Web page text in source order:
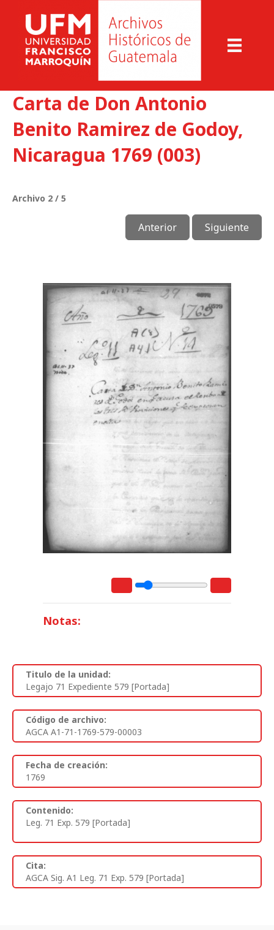
Carta de Don Antonio
Benito Ramirez de Godoy,
Nicaragua 1769 (003)
Archivo 2 / 5
Anterior Siguiente
Notas:
Titulo de la unidad:
Legajo 71 Expediente 579 [Portada]
Código de archivo:
AGCA A1-71-1769-579-00003
Fecha de creación:
1769
Contenido:
Leg. 71 Exp. 579 [Portada]
Cita:
AGCA Sig. A1 Leg. 71 Exp. 579 [Portada]